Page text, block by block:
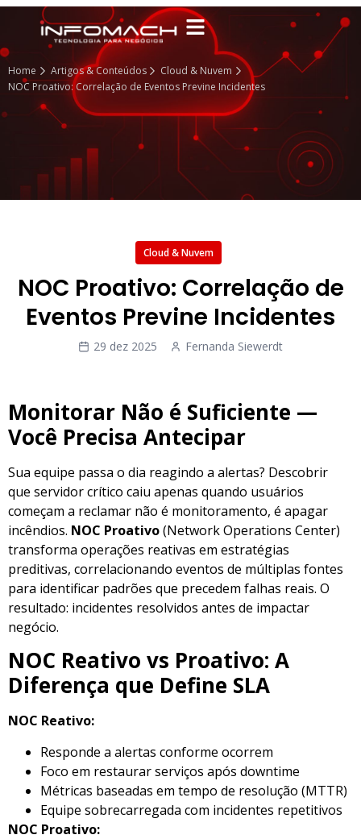
Home Artigos & Conteúdos
Cloud & Nuvem
NOC Proativo: Correlação de Eventos Previne Incidentes
Cloud & Nuvem
NOC Proativo: Correlação de
Eventos Previne Incidentes
29 dez 2025 Fernanda Siewerdt
Monitorar Não é Suficiente —
Você Precisa Antecipar
Sua equipe passa o dia reagindo a alertas? Descobrir
que servidor crítico caiu apenas quando usuários
começam a reclamar não é monitoramento, é apagar
incêndios. NOC Proativo(Network Operations Center)
transforma operações reativas em estratégias
preditivas, correlacionando eventos de múltiplas fontes
para identificar padrões que precedem falhas reais. O
resultado: incidentes resolvidos antes de impactar
negócio.
NOC Reativo vs Proativo: A
Diferença que Define SLA
NOC Reativo:
Responde a alertas conforme ocorrem
Foco em restaurar serviços após downtime
Métricas baseadas em tempo de resolução (MTTR)
Equipe sobrecarregada com incidentes repetitivos
NOC Proativo: